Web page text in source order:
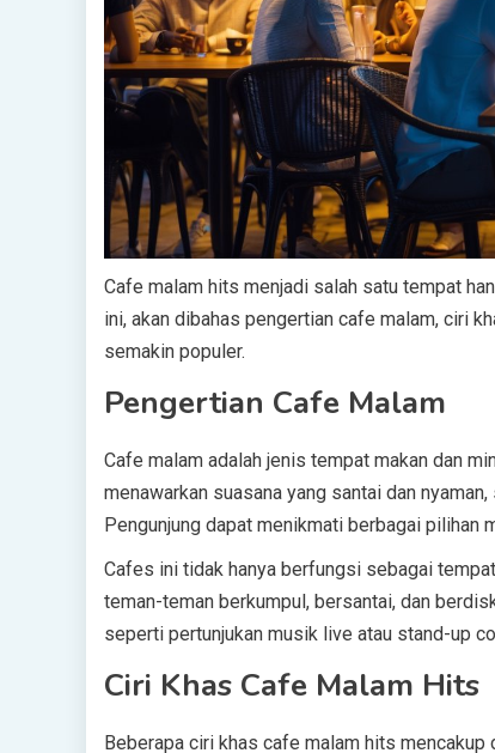
Cafe malam hits menjadi salah satu tempat
ini, akan dibahas pengertian cafe malam, ciri
semakin populer.
Pengertian Cafe Malam
Cafe malam adalah jenis tempat makan dan
menawarkan suasana yang santai dan
Pengunjung dapat menikmati berbagai pilihan
Cafes ini tidak hanya berfungsi sebagai
teman-teman berkumpul, bersantai, dan
seperti pertunjukan musik live atau stand-up
Ciri Khas Cafe Malam Hits
Beberapa ciri khas cafe malam hits